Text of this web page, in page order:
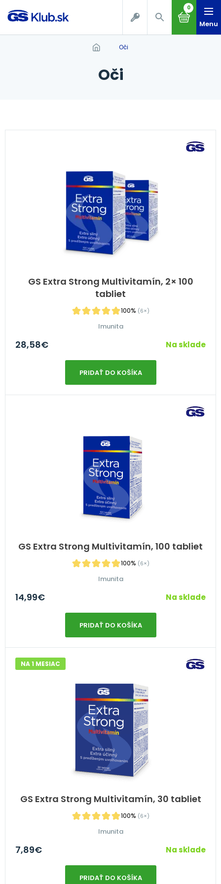
0
Menu
oči
oči
GS Extra Strong Multivitamín, 2× 100
tabliet
100% (6×)
Imunita
28,58€ Na sklade
PRIDAŤ DO KOŠÍKA
GS Extra Strong Multivitamín, 100 tabliet
100% (6×)
Imunita
14,99€ Na sklade
PRIDAŤ DO KOŠÍKA
GS Extra Strong Multivitamín, 30 tabliet
100% (6×)
NA 1 MESIAC
Imunita
7,89€ Na sklade
PRIDAŤ DO KOŠÍKA